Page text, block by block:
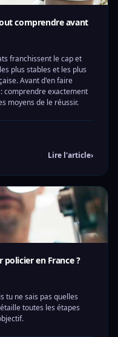
comprendre avant
franchissent le cap et
plus stables et les plus
Avant d'en faire
comprendre exactement
moyens de le réussir.
Lire l'article›
en France ?
tu ne sais pas quelles
toutes les étapes